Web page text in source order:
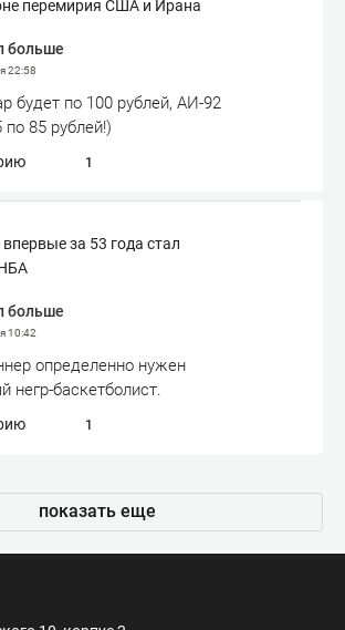
перемирия США и Ирана
больше
22:58
будет по 100 рублей, АИ-92
85 рублей!)
1
за 53 года стал
больше
10:42
определенно нужен
негр-баскетболист.
1
показать еще